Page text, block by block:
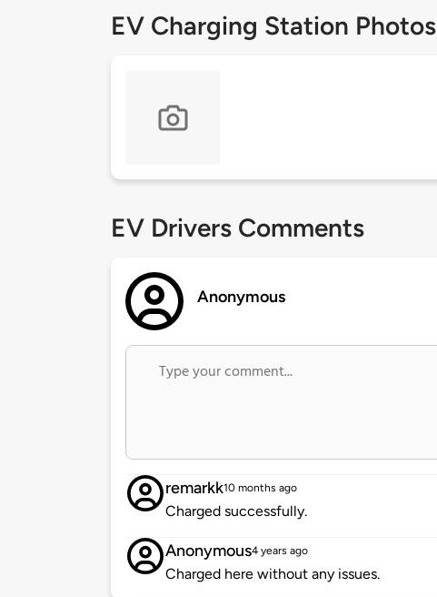
EV Charging Station Photos
EV Drivers Comments
Anonymous
remarkk10 months ago
Charged successfully.
Anonymous4 years ago
Charged here without any issues.